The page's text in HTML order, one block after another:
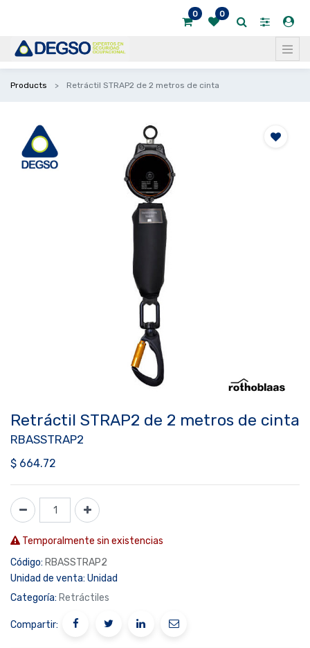
0 0
Products Retráctil STRAP2 de 2 metros de cinta
Retráctil STRAP2 de 2 metros de cinta
RBASSTRAP2
$ 664.72
Temporalmente sin existencias
Código: RBASSTRAP2
Unidad de venta: Unidad
Categoría: Retráctiles
Compartir: